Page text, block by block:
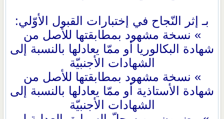
بـ إثر النّجاح في إختبارات القبول الأوّلي:
» نسخة مشهود بمطابقتها للأصل من
شهادة البكالوريا أو ممّا يعادلها بالنسبة إلى
الشهادات الأجنبيّة
» نسخة مشهود بمطابقتها للأصل من
شهادة الأستاذية أو ممّا يعادلها بالنسبة إلى
الشهادات الأجنبيّة